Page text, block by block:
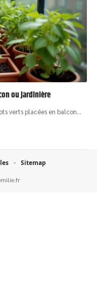
ou jardinière
verts placées en balcon…
Sitemap